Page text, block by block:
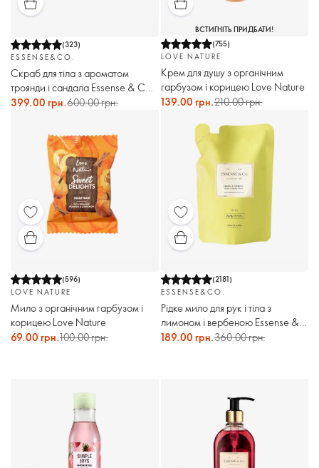
(323)
ESSENSE&CO.
Скраб для тіла з ароматом
троянди і сандала Essense & Co.
Garden Symphony
399.00 грн.600.00 грн.
ВСТИГНІТЬ ПРИДБАТИ!
(755)
LOVE NATURE
Крем для душу з органічним
гарбузом і корицею Love Nature
139.00 грн.210.00 грн.
(596)
LOVE NATURE
Мило з органічним гарбузом і
корицею Love Nature
69.00 грн.100.00 грн.
(2181)
ESSENSE&CO.
Рідке мило для рук і тіла з
лимоном і вербеною Essense &
Co. (рефіл)
189.00 грн.360.00 грн.